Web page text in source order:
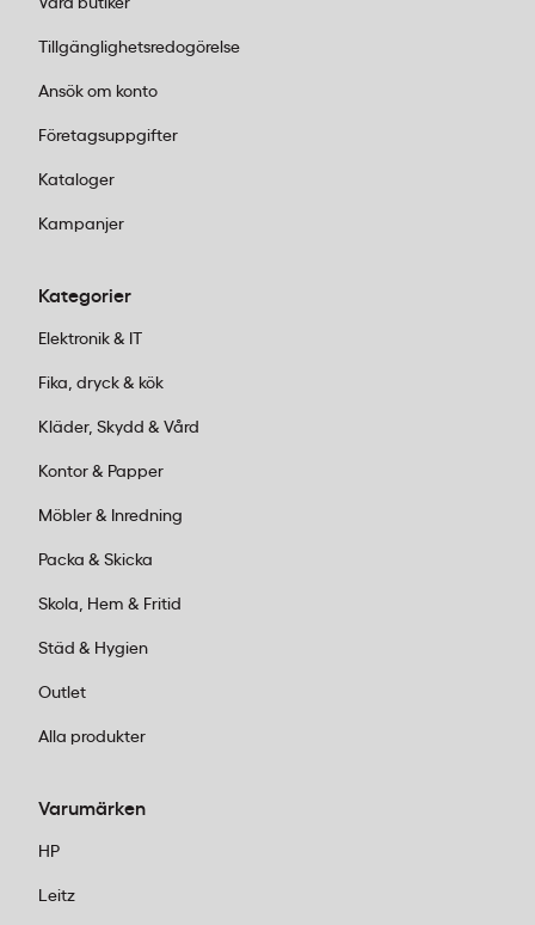
Våra butiker
Tillgänglighetsredogörelse
Ansök om konto
Företagsuppgifter
Kataloger
Kampanjer
Kategorier
Elektronik & IT
Fika, dryck & kök
Kläder, Skydd & Vård
Kontor & Papper
Möbler & Inredning
Packa & Skicka
Skola, Hem & Fritid
Städ & Hygien
Outlet
Alla produkter
Varumärken
HP
Leitz